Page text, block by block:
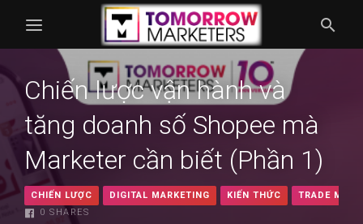
Chiến lược vận hành và
tăng doanh số Shopee mà
Marketer cần biết (Phần 1)
CHIẾN LƯỢC DIGITAL MARKETING KIẾN THỨC
TRADE
0 SHARES